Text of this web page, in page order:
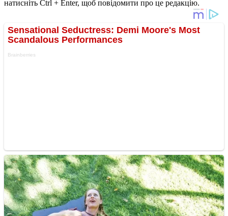
натисніть Ctrl + Enter, щоб повідомити про це редакцію.